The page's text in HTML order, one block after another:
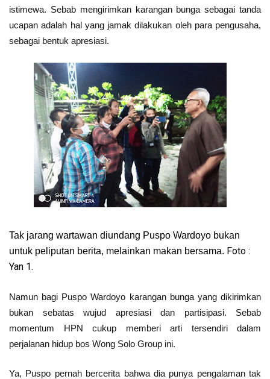
istimewa. Sebab mengirimkan karangan bunga sebagai tanda
ucapan adalah hal yang jamak dilakukan oleh para pengusaha,
sebagai bentuk apresiasi.
Tak jarang wartawan diundang Puspo Wardoyo bukan
untuk peliputan berita, melainkan makan bersama. Foto :
Yan 1.
Namun bagi Puspo Wardoyo karangan bunga yang dikirimkan
bukan sebatas wujud apresiasi dan partisipasi. Sebab
momentum HPN cukup memberi arti tersendiri dalam
perjalanan hidup bos Wong Solo Group ini.
Ya, Puspo pernah bercerita bahwa dia punya pengalaman tak